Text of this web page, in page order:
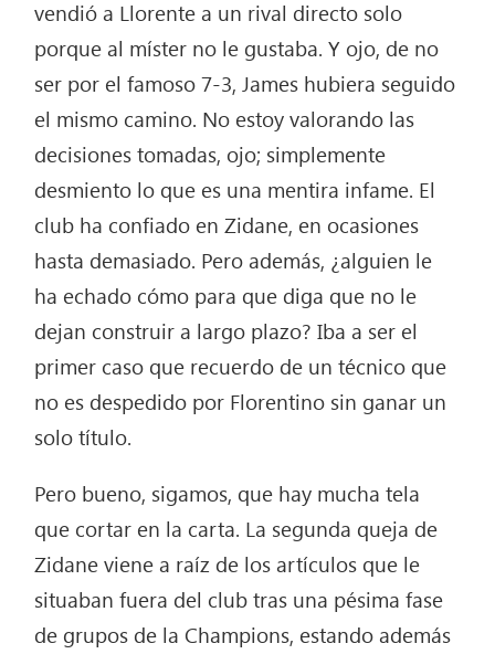
vendió a Llorente a un rival directo solo
porque al míster no le gustaba. Y ojo, de no
ser por el famoso 7-3, James hubiera seguido
el mismo camino. No estoy valorando las
decisiones tomadas, ojo; simplemente
desmiento lo que es una mentira infame. El
club ha confiado en Zidane, en ocasiones
hasta demasiado. Pero además, ¿alguien le
ha echado cómo para que diga que no le
dejan construir a largo plazo? Iba a ser el
primer caso que recuerdo de un técnico que
no es despedido por Florentino sin ganar un
solo título.
Pero bueno, sigamos, que hay mucha tela
que cortar en la carta. La segunda queja de
Zidane viene a raíz de los artículos que le
situaban fuera del club tras una pésima fase
de grupos de la Champions, estando además